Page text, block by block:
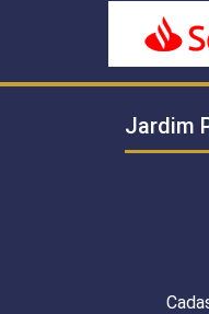
Jardim